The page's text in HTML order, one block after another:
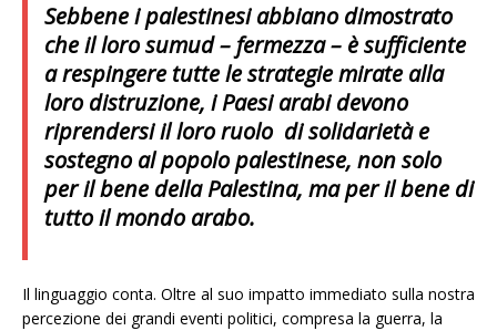
Sebbene i palestinesi abbiano dimostrato
che il loro sumud – fermezza – è sufficiente
a respingere tutte le strategie mirate alla
loro distruzione, i Paesi arabi devono
riprendersi il loro ruolo di solidarietà e
sostegno al popolo palestinese, non solo
per il bene della Palestina, ma per il bene di
tutto il mondo arabo.
Il linguaggio conta. Oltre al suo impatto immediato sulla nostra
percezione dei grandi eventi politici, compresa la guerra, la